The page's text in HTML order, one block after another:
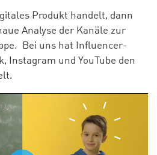
Produkt handelt, dann
Analyse der Kanäle zur
Bei uns hat Influencer-
Instagram und YouTube den